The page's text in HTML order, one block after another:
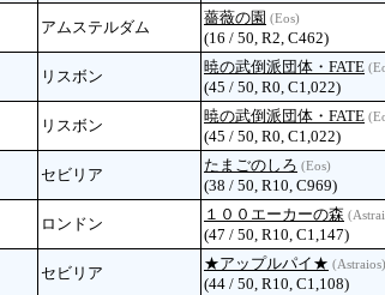
アムステルダム
薔薇の園 (Eos)
(16 / 50, R2, C462)
リスボン
暁の武倒派団体・FATE
(45 / 50, R0, C1,022)
リスボン
暁の武倒派団体・FATE
(45 / 50, R0, C1,022)
セビリア
たまごのしろ (Eos)
(38 / 50, R10, C969)
ロンドン
１００エーカーの森
(47 / 50, R10, C1,147)
セビリア
★アップルパイ★ (Astraios)
(44 / 50, R10, C1,108)